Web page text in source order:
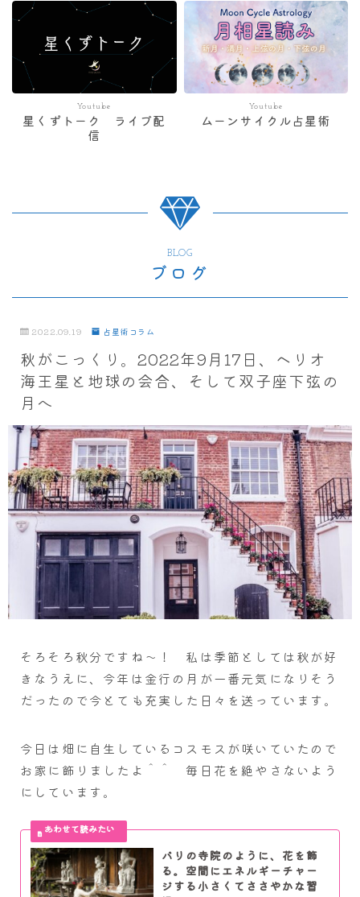
Youtube
星くずトーク ライブ配
信
Youtube
ムーンサイクル占星術
BLOG
ブログ
2022.09.19 占星術コラム
秋がこっくり。2022年9月17日、ヘリオ
海王星と地球の会合、そして双子座下弦の
月へ
そろそろ秋分ですね～！ 私は季節としては秋が好
きなうえに、今年は金行の月が一番元気になりそう
だったので今とても充実した日々を送っています。
今日は畑に自生しているコスモスが咲いていたので
お家に飾りましたよ＾＾ 毎日花を絶やさないよう
にしています。
バリの寺院のように、花を飾
る。空間にエネルギーチャー
ジする小さくてささやかな習